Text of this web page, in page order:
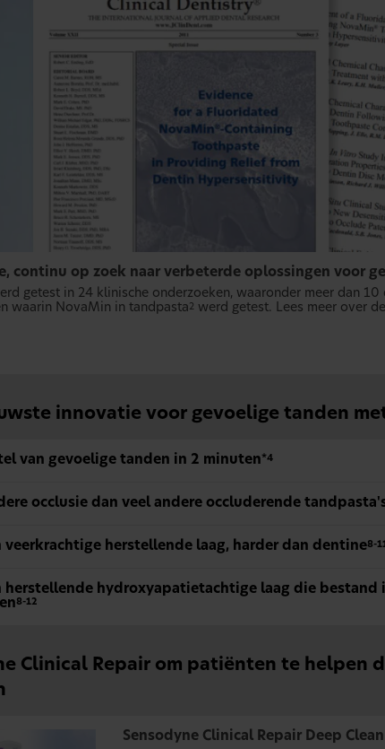
continu op zoek naar verbeterde oplossingen voor
getest in 24 klinische onderzoeken, waaronder meer dan
waarin NovaMin in tandpasta 2werd getest. Lees meer over
innovatie voor gevoelige tanden
van gevoelige tanden in 2 minuten *4
occlusie dan veel andere occluderende
veerkrachtige herstellende laag, harder dan dentine8-
herstellende hydroxyapatietachtige laag die bestand
8-12
Clinical Repair om patiënten te helpen
Sensodyne Clinical Repair Deep Clean